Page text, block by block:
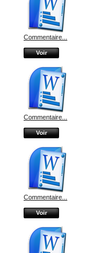
Commentaire...
Voir
Commentaire...
Voir
Commentaire...
Voir